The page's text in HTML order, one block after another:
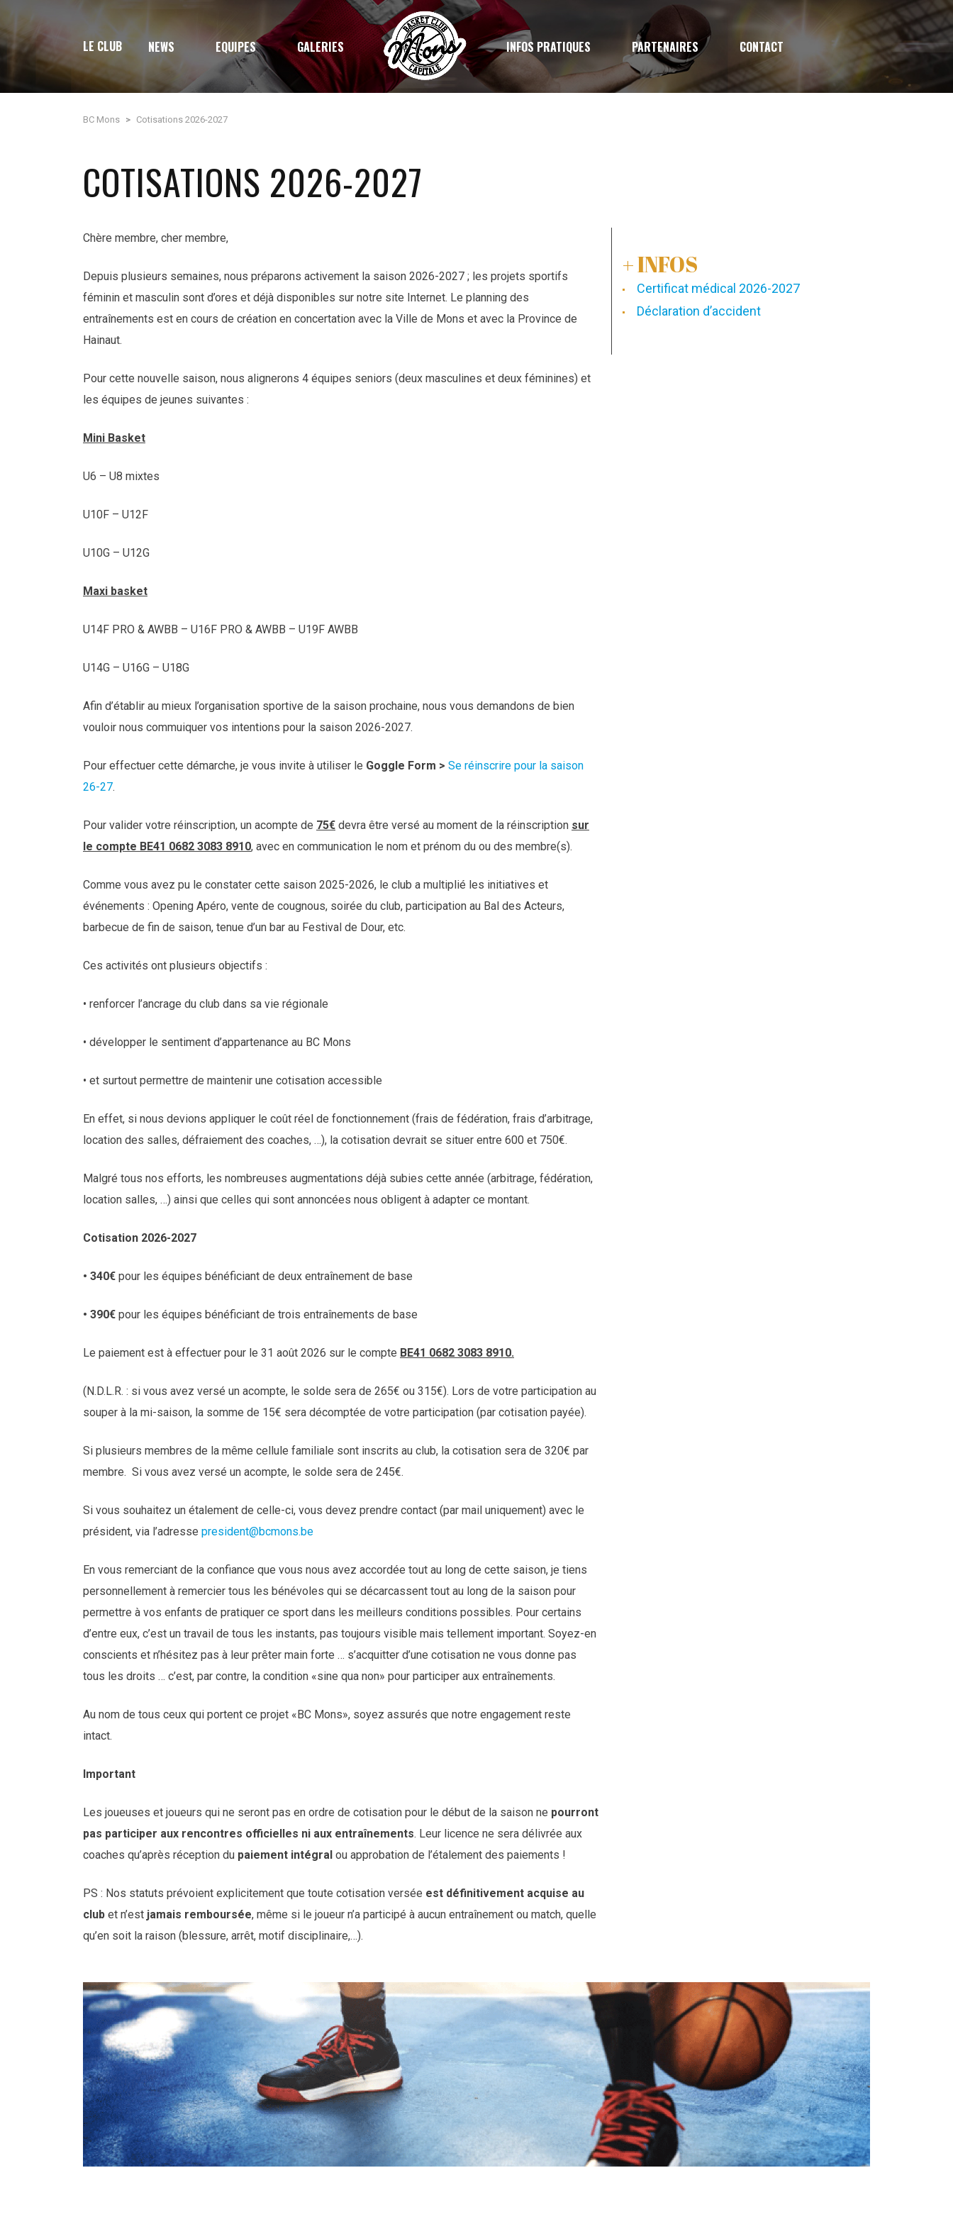
LE CLUB NEWS EQUIPES GALERIES INFOS PRATIQUES PARTENAIRES CONTACT
BC Mons > Cotisations 2026-2027
COTISATIONS 2026-2027
Chère membre, cher membre,
Depuis plusieurs semaines, nous préparons activement la saison 2026-2027 ; les projets sportifs
féminin et masculin sont d’ores et déjà disponibles sur notre site Internet. Le planning des
entraînements est en cours de création en concertation avec la Ville de Mons et avec la Province de
Hainaut.
Pour cette nouvelle saison, nous alignerons 4 équipes seniors (deux masculines et deux féminines) et
les équipes de jeunes suivantes :
Mini Basket
U6 – U8 mixtes
U10F – U12F
U10G – U12G
Maxi basket
U14F PRO & AWBB – U16F PRO & AWBB – U19F AWBB
U14G – U16G – U18G
Afin d’établir au mieux l’organisation sportive de la saison prochaine, nous vous demandons de bien
vouloir nous commuiquer vos intentions pour la saison 2026-2027.
Pour effectuer cette démarche, je vous invite à utiliser le Goggle Form > Se réinscrire pour la saison
26-27.
Pour valider votre réinscription, un acompte de 75€ devra être versé au moment de la réinscription sur
le compte BE41 0682 3083 8910, avec en communication le nom et prénom du ou des membre(s).
Comme vous avez pu le constater cette saison 2025-2026, le club a multiplié les initiatives et
événements : Opening Apéro, vente de cougnous, soirée du club, participation au Bal des Acteurs,
barbecue de fin de saison, tenue d’un bar au Festival de Dour, etc.
Ces activités ont plusieurs objectifs :
• renforcer l’ancrage du club dans sa vie régionale
• développer le sentiment d’appartenance au BC Mons
• et surtout permettre de maintenir une cotisation accessible
En effet, si nous devions appliquer le coût réel de fonctionnement (frais de fédération, frais d’arbitrage,
location des salles, défraiement des coaches, …), la cotisation devrait se situer entre 600 et 750€.
Malgré tous nos efforts, les nombreuses augmentations déjà subies cette année (arbitrage, fédération,
location salles, …) ainsi que celles qui sont annoncées nous obligent à adapter ce montant.
Cotisation 2026-2027
• 340€ pour les équipes bénéficiant de deux entraînement de base
• 390€ pour les équipes bénéficiant de trois entraînements de base
Le paiement est à effectuer pour le 31 août 2026 sur le compte BE41 0682 3083 8910.
(N.D.L.R. : si vous avez versé un acompte, le solde sera de 265€ ou 315€). Lors de votre participation au
souper à la mi-saison, la somme de 15€ sera décomptée de votre participation (par cotisation payée).
Si plusieurs membres de la même cellule familiale sont inscrits au club, la cotisation sera de 320€ par
membre. Si vous avez versé un acompte, le solde sera de 245€.
Si vous souhaitez un étalement de celle-ci, vous devez prendre contact (par mail uniquement) avec le
président, via l’adresse president@bcmons.be
En vous remerciant de la confiance que vous nous avez accordée tout au long de cette saison, je tiens
personnellement à remercier tous les bénévoles qui se décarcassent tout au long de la saison pour
permettre à vos enfants de pratiquer ce sport dans les meilleurs conditions possibles. Pour certains
d’entre eux, c’est un travail de tous les instants, pas toujours visible mais tellement important. Soyez-en
conscients et n’hésitez pas à leur prêter main forte … s’acquitter d’une cotisation ne vous donne pas
tous les droits … c’est, par contre, la condition «sine qua non» pour participer aux entraînements.
Au nom de tous ceux qui portent ce projet «BC Mons», soyez assurés que notre engagement reste
intact.
Important
Les joueuses et joueurs qui ne seront pas en ordre de cotisation pour le début de la saison ne pourront
pas participer aux rencontres officielles ni aux entraînements. Leur licence ne sera délivrée aux
coaches qu’après réception du paiement intégral ou approbation de l’étalement des paiements !
PS : Nos statuts prévoient explicitement que toute cotisation versée est définitivement acquise au
club et n’est jamais remboursée, même si le joueur n’a participé à aucun entraînement ou match, quelle
qu’en soit la raison (blessure, arrêt, motif disciplinaire,…).
+ INFOS
Certificat médical 2026-2027
Déclaration d’accident